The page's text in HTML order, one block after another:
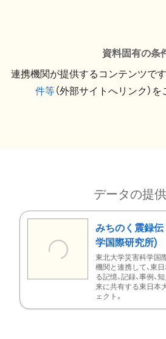
資料固有の条
連携機関が提供するコンテンツです
件等（外部サイトへリンク）
データの提
みちのく震録
学国際研究所)
東北大学災害科学国
機関と連携して、東
る記憶、記録、事例、
来に共有する東日本
ェクト。